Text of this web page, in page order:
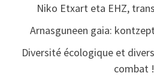
Niko Etxart eta EHZ,
Arnasguneen gaia:
Diversité écologique et
combat !